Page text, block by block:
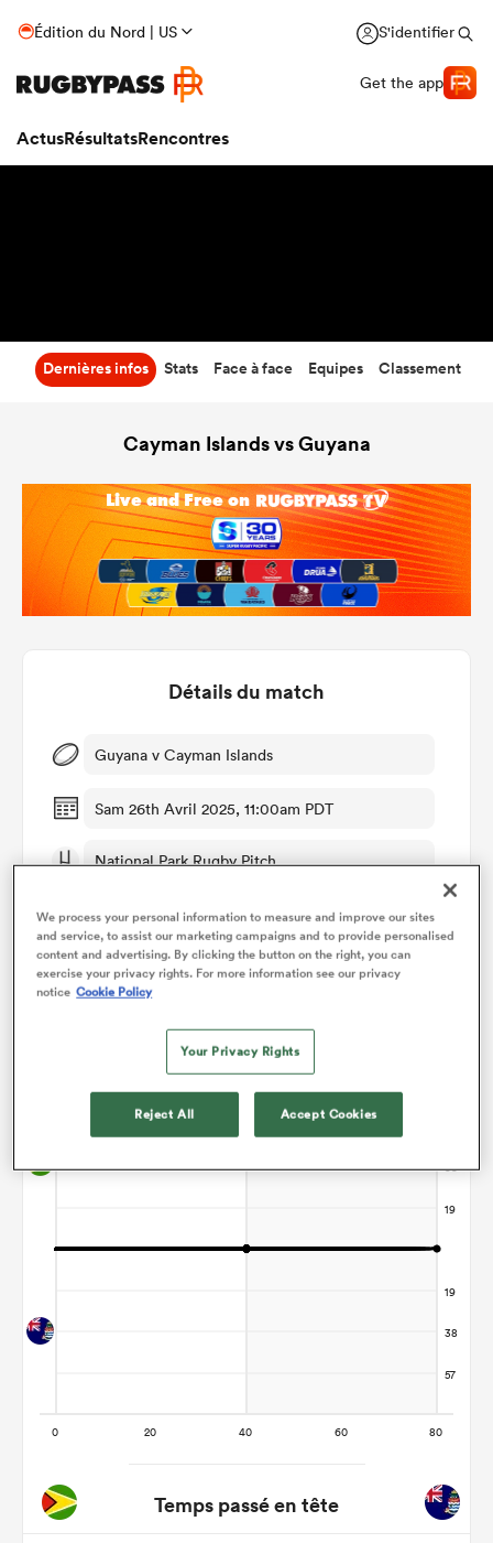
Édition du Nord | US S'identifier
Get the app
ActusRésultatsRencontres
Dernières infos Stats Face à face Equipes Classement
Cayman Islands vs Guyana
Détails du match
Guyana v Cayman Islands
Sam 26th Avril 2025, 11:00am PDT
National Park Rugby Pitch
Graphique d'évolution des points
Le match se termine sur un nul
Temps passé en tête
We process your personal information to measure and improve our sites
and service, to assist our marketing campaigns and to provide personalised
content and advertising. By clicking the button on the right, you can
exercise your privacy rights. For more information see our privacy
notice Cookie Policy
Your Privacy Rights
Reject All Accept Cookies